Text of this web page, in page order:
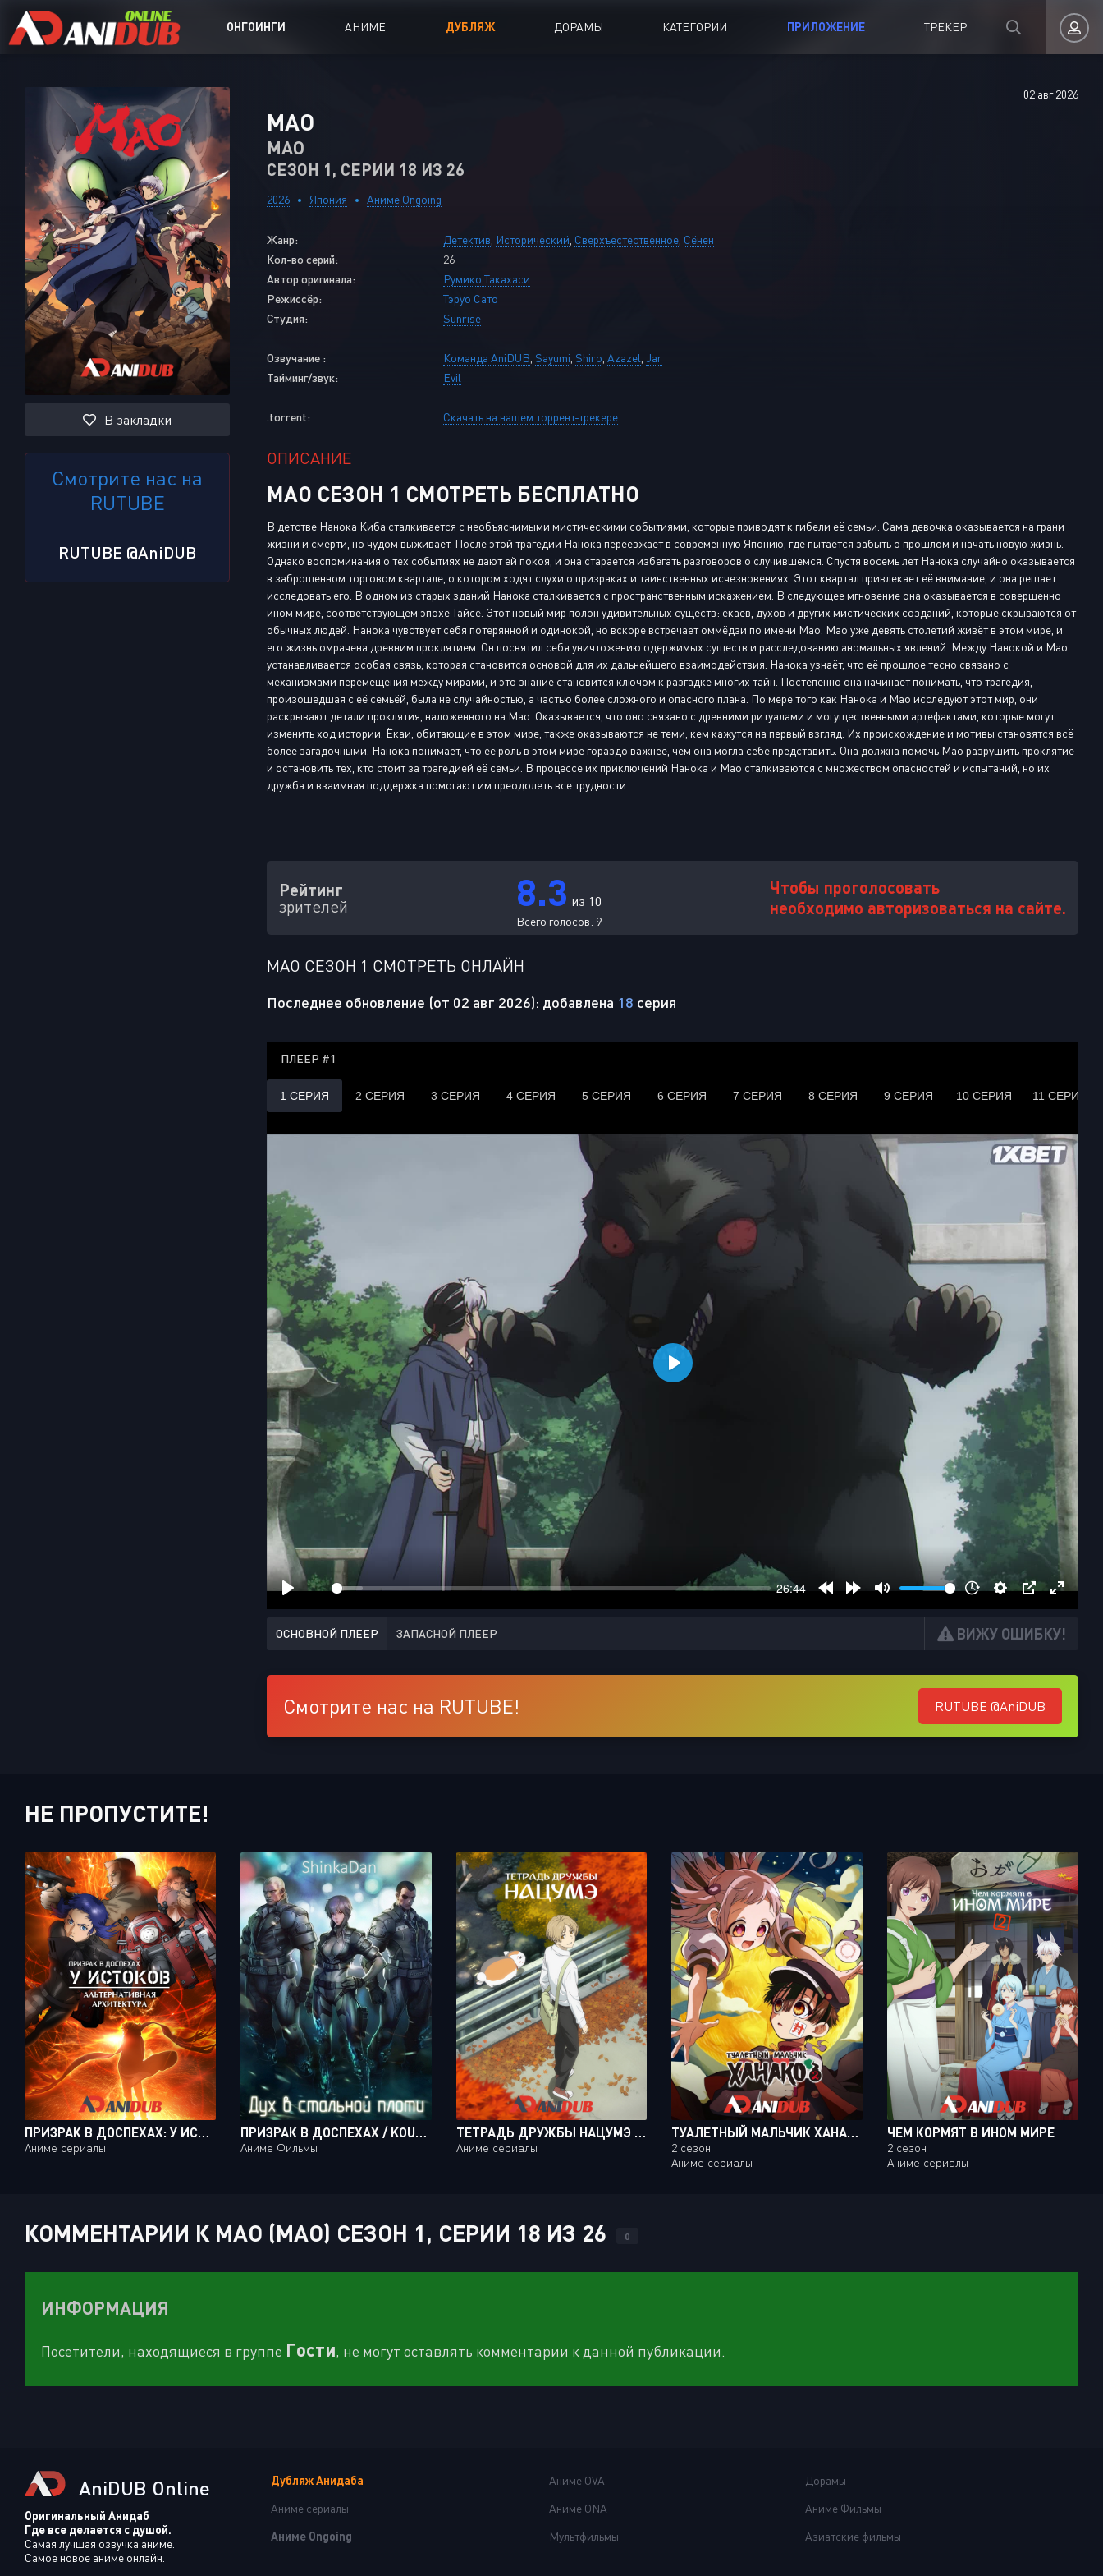
ОНГОИНГИ АНИМЕ ДУБЛЯЖ ДОРАМЫ КАТЕГОРИИ
Аниме сериалы
Аниме Ongoing
Аниме OVA
Аниме ONA
ПРИЛОЖЕНИЕ ТРЕКЕР
В закладки
Смотрите нас на
RUTUBE
RUTUBE @AniDUB
02 авг 2026
МАО
MAO
СЕЗОН 1, СЕРИИ 18 ИЗ 26
2026 Япония Аниме Ongoing
Жанр: Детектив Исторический Сверхъестественное Сёнен
Кол-во серий:
26
Автор оригинала:
Румико Такахаси
Режиссёр:
Тэруо Сато
Студия:
Sunrise
Озвучание : Команда AniDUB Sayumi Shiro Azazel Jar
Тайминг/звук:
Evil
.torrent: Скачать на нашем торрент-трекере
ОПИСАНИЕ
МАО СЕЗОН 1 СМОТРЕТЬ БЕСПЛАТНО
В детстве Нанока Киба сталкивается с необъяснимыми мистическими событиями, которые приводят к гибели её семьи. Сама девочка оказывается на грани
жизни и смерти, но чудом выживает. После этой трагедии Нанока переезжает в современную Японию, где пытается забыть о прошлом и начать новую жизнь.
Однако воспоминания о тех событиях не дают ей покоя, и она старается избегать разговоров о случившемся. Спустя восемь лет Нанока случайно оказывается
в заброшенном торговом квартале, о котором ходят слухи о призраках и таинственных исчезновениях. Этот квартал привлекает её внимание, и она решает
исследовать его. В одном из старых зданий Нанока сталкивается с пространственным искажением. В следующее мгновение она оказывается в совершенно
ином мире, соответствующем эпохе Тайсё. Этот новый мир полон удивительных существ: ёкаев, духов и других мистических созданий, которые скрываются от
обычных людей. Нанока чувствует себя потерянной и одинокой, но вскоре встречает оммёдзи по имени Мао. Мао уже девять столетий живёт в этом мире, и
его жизнь омрачена древним проклятием. Он посвятил себя уничтожению одержимых существ и расследованию аномальных явлений. Между Нанокой и Мао
устанавливается особая связь, которая становится основой для их дальнейшего взаимодействия. Нанока узнаёт, что её прошлое тесно связано с
механизмами перемещения между мирами, и это знание становится ключом к разгадке многих тайн. Постепенно она начинает понимать, что трагедия,
произошедшая с её семьёй, была не случайностью, а частью более сложного и опасного плана. По мере того как Нанока и Мао исследуют этот мир, они
раскрывают детали проклятия, наложенного на Мао. Оказывается, что оно связано с древними ритуалами и могущественными артефактами, которые могут
изменить ход истории. Ёкаи, обитающие в этом мире, также оказываются не теми, кем кажутся на первый взгляд. Их происхождение и мотивы становятся всё
более загадочными. Нанока понимает, что её роль в этом мире гораздо важнее, чем она могла себе представить. Она должна помочь Мао разрушить проклятие
и остановить тех, кто стоит за трагедией её семьи. В процессе их приключений Нанока и Мао сталкиваются с множеством опасностей и испытаний, но их
дружба и взаимная поддержка помогают им преодолеть все трудности....
Рейтинг
зрителей 8.3 из 10
Всего голосов: 9
Чтобы проголосовать
необходимо авторизоваться на сайте.
МАО СЕЗОН 1 СМОТРЕТЬ ОНЛАЙН
Последнее обновление (от 02 авг 2026): добавлена 18 серия
ПЛЕЕР #1
ОСНОВНОЙ ПЛЕЕР ЗАПАСНОЙ ПЛЕЕР ВИЖУ ОШИБКУ!
Смотрите нас на RUTUBE! RUTUBE @AniDUB
НЕ ПРОПУСТИТЕ!
ПРИЗРАК В ДОСПЕХАХ: У ИСТОКОВ - АЛЬТЕРНАТИВНАЯ АРХИТЕКТУРА / KOUKAKU KIDOUTAI ARISE: ALTERNATIVE ARCHITECTURE [10 ИЗ 10]
Аниме сериалы
ПРИЗРАК В ДОСПЕХАХ / KOUKAKU KIDOUTAI [MOVIE]
Аниме Фильмы
ТЕТРАДЬ ДРУЖБЫ НАЦУМЭ ТВ-7 / NATSUME YUUJINCHOU ROKU TV-7 [12 ИЗ 12]
Аниме сериалы
ТУАЛЕТНЫЙ МАЛЬЧИК ХАНАКО
2 сезон
Аниме сериалы
ЧЕМ КОРМЯТ В ИНОМ МИРЕ
2 сезон
Аниме сериалы
КОММЕНТАРИИ К МАО (MAO) СЕЗОН 1, СЕРИИ 18 ИЗ 26 0
ИНФОРМАЦИЯ
Посетители, находящиеся в группе Гости, не могут оставлять комментарии к данной публикации.
AniDUB Online
Оригинальный Анидаб
Где все делается с душой.
Самая лучшая озвучка аниме.
Самое новое аниме онлайн.
Дубляж Анидаба
Аниме сериалы
Аниме Ongoing
Аниме OVA
Аниме ONA
Мультфильмы
Дорамы
Аниме Фильмы
Азиатские фильмы